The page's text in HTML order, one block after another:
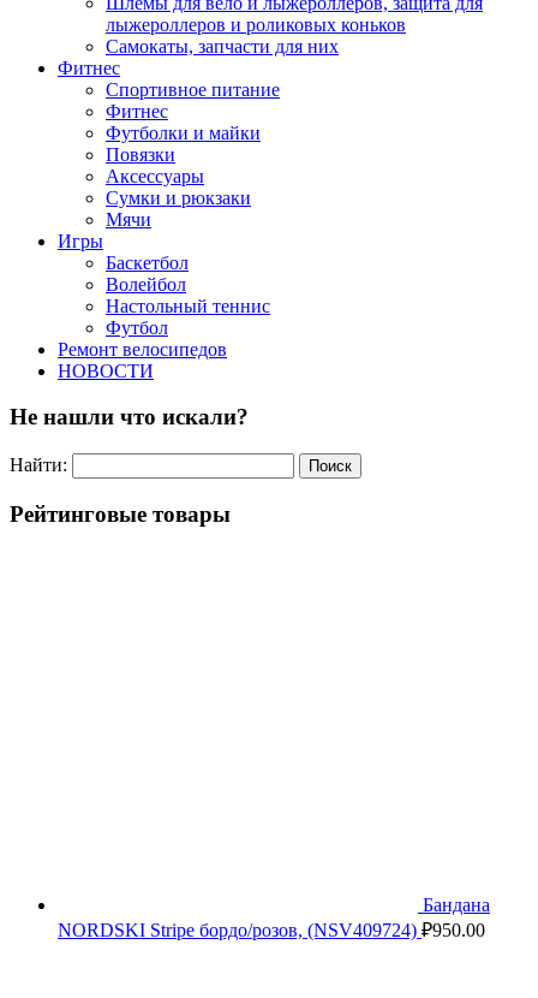
лыжероллеров и роликовых коньков
Самокаты, запчасти для них
Фитнес
Спортивное питание
Фитнес
Футболки и майки
Повязки
Аксессуары
Сумки и рюкзаки
Мячи
Игры
Баскетбол
Волейбол
Настольный теннис
Футбол
Ремонт велосипедов
НОВОСТИ
Не нашли что искали?
Найти:
Рейтинговые товары
Бандана
NORDSKI Stripe бордо/розов, (NSV409724) ₽950.00